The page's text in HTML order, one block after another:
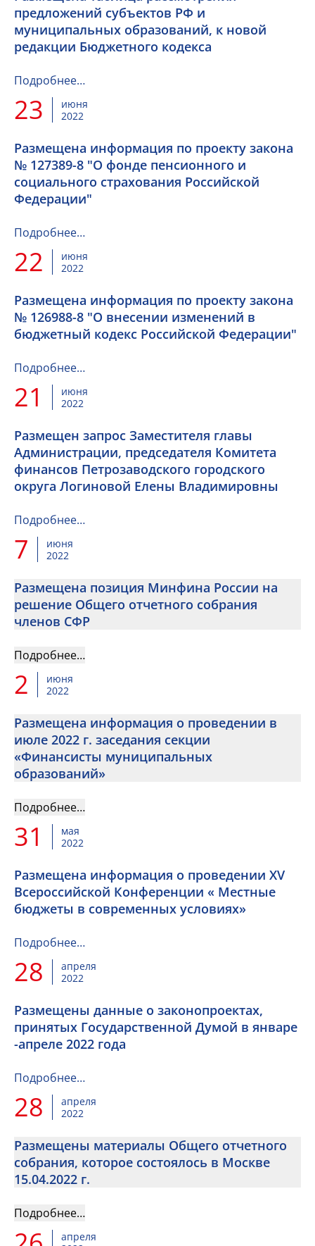
предложений субъектов РФ и
муниципальных образований, к новой
редакции Бюджетного кодекса
Подробнее…
23
июня
2022
Размещена информация по проекту закона
№ 127389-8 "О фонде пенсионного и
социального страхования Российской
Федерации"
Подробнее…
22
июня
2022
Размещена информация по проекту закона
№ 126988-8 "О внесении изменений в
бюджетный кодекс Российской Федерации"
Подробнее…
21
июня
2022
Размещен запрос Заместителя главы
Администрации, председателя Комитета
финансов Петрозаводского городского
округа Логиновой Елены Владимировны
Подробнее…
7
июня
2022
Размещена позиция Минфина России на
решение Общего отчетного собрания
членов СФР
Подробнее…
2
июня
2022
Размещена информация о проведении в
июле 2022 г. заседания секции
«Финансисты муниципальных
образований»
Подробнее…
31
мая
2022
Размещена информация о проведении XV
Всероссийской Конференции « Местные
бюджеты в современных условиях»
Подробнее…
28
апреля
2022
Размещены данные о законопроектах,
принятых Государственной Думой в январе
-апреле 2022 года
Подробнее…
28
апреля
2022
Размещены материалы Общего отчетного
собрания, которое состоялось в Москве
15.04.2022 г.
Подробнее…
апреля